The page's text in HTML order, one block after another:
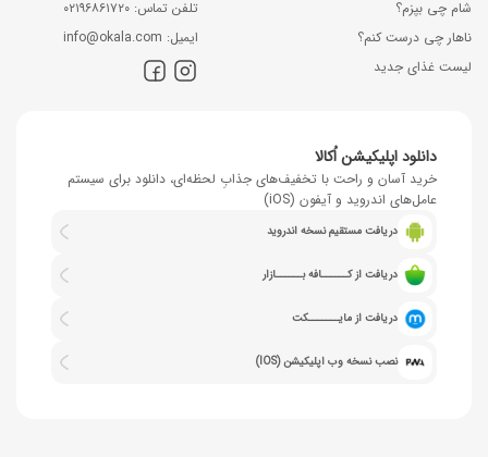
شام چی بپزم؟
ناهار چی درست کنم؟
لیست غذای جدید
ﺗﻠﻔﻦ ﺗﻤﺎس: ۰۲۱۹۶۸۶۱۷۲۰
اﯾﻤﯿﻞ: info@okala.com
دانلود اپلیکیشن اُکالا
خرید آسان و راحت با تخفیف‌های جذابِ لحظه‌ای، دانلود برای سیستم
عامل‌های اندروید و آیفون (iOS)
دریافت مستقیم نسخه اندروید
دریافت از کــــــافه بــــــازار
دریافت از مایـــــــکت
نصب نسخه وب اپلیکیشن (IOS)